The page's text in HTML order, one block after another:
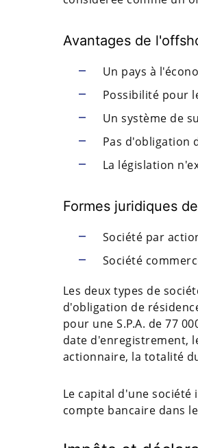
Avantages de
Un pays à
Possibilité pour
Un système de
Pas d'obligation
La législation
Formes juridiques
Société par
Société
Les deux types de
d'obligation de
pour une S.P.A. de 77
date d'enregistrement,
actionnaire, la totalité
Le capital d'une
compte bancaire dans